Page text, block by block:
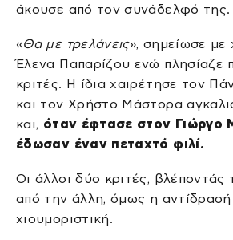
άκουσε από τον συνάδελφό της.
«Θα με τρελάνεις», σημείωσε με
Έλενα Παπαρίζου ενώ πλησίαζε
κριτές. Η ίδια χαιρέτησε τον
και τον Χρήστο Μάστορα
και, όταν έφτασε στον Γιώργο
έδωσαν έναν πεταχτό φιλί.
Οι άλλοι δύο κριτές, βλέποντάς
από την άλλη, όμως η
χιουμοριστική.